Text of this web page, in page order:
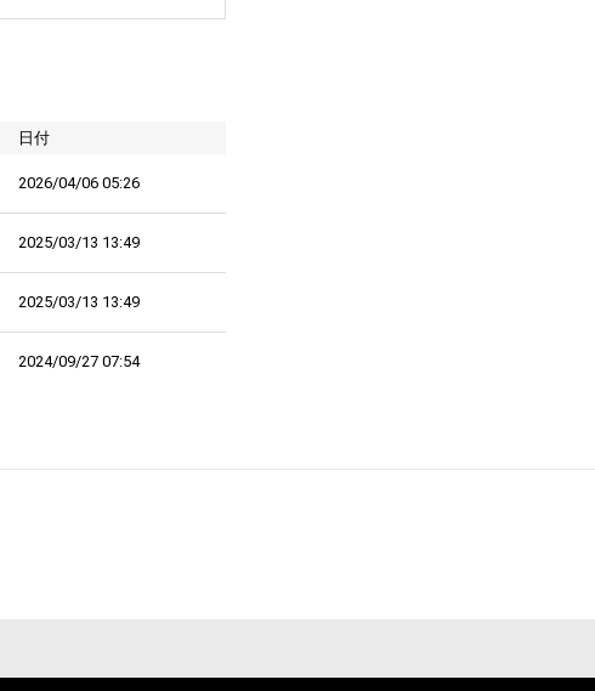
日付
2026/04/06 05:26
2025/03/13 13:49
2025/03/13 13:49
2024/09/27 07:54